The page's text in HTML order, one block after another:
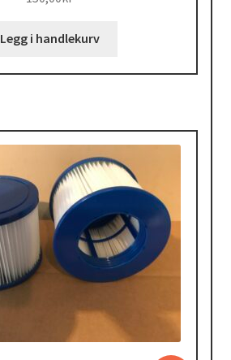
Legg i handlekurv